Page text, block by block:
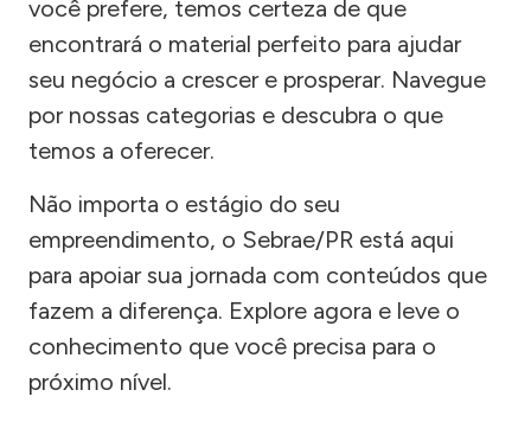
você prefere, temos certeza de que
encontrará o material perfeito para ajudar
seu negócio a crescer e prosperar. Navegue
por nossas categorias e descubra o que
temos a oferecer.
Não importa o estágio do seu
empreendimento, o Sebrae/PR está aqui
para apoiar sua jornada com conteúdos que
fazem a diferença. Explore agora e leve o
conhecimento que você precisa para o
próximo nível.